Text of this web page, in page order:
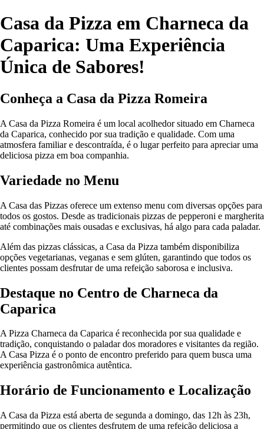
Casa da Pizza em Charneca da
Caparica: Uma Experiência
Única de Sabores!
Conheça a Casa da Pizza Romeira
A Casa da Pizza Romeira é um local acolhedor situado em Charneca
da Caparica, conhecido por sua tradição e qualidade. Com uma
atmosfera familiar e descontraída, é o lugar perfeito para apreciar uma
deliciosa pizza em boa companhia.
Variedade no Menu
A Casa das Pizzas oferece um extenso menu com diversas opções para
todos os gostos. Desde as tradicionais pizzas de pepperoni e margherita
até combinações mais ousadas e exclusivas, há algo para cada paladar.
Além das pizzas clássicas, a Casa da Pizza também disponibiliza
opções vegetarianas, veganas e sem glúten, garantindo que todos os
clientes possam desfrutar de uma refeição saborosa e inclusiva.
Destaque no Centro de Charneca da
Caparica
A Pizza Charneca da Caparica é reconhecida por sua qualidade e
tradição, conquistando o paladar dos moradores e visitantes da região.
A Casa Pizza é o ponto de encontro preferido para quem busca uma
experiência gastronômica autêntica.
Horário de Funcionamento e Localização
A Casa da Pizza está aberta de segunda a domingo, das 12h às 23h,
permitindo que os clientes desfrutem de uma refeição deliciosa a